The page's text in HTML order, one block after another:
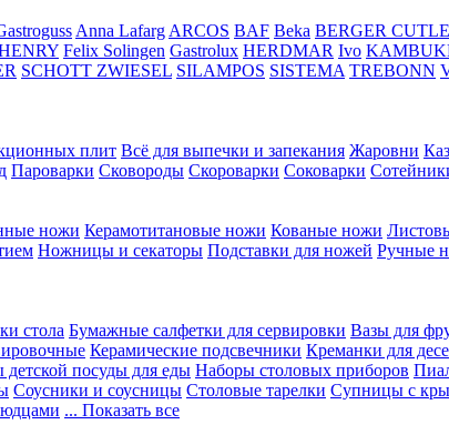
Anna Lafarg ARCOS BAF Beka BERGER
Felix Solingen Gastrolux HERDMAR Ivo
SCHOTT ZWIESEL SILAMPOS SISTEMA TREBONN
плит Всё для выпечки и запекания Жаровни
Пароварки Сковороды Скороварки Соковарки
ножи Керамотитановые ножи Кованые ножи
Ножницы и секаторы Подставки для ножей Ручные
стола Бумажные салфетки для сервировки Вазы для
Керамические подсвечники Креманки для
посуды для еды Наборы столовых приборов
Соусники и соусницы Столовые тарелки Супницы с
... Показать все